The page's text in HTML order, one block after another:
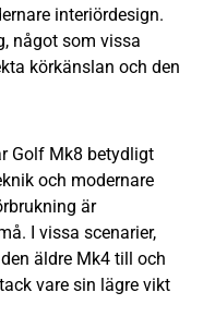
interiördesign.
något som vissa
körkänslan och den
Golf Mk8 betydligt
och modernare
är
I vissa scenarier,
äldre Mk4 till och
vare sin lägre vikt